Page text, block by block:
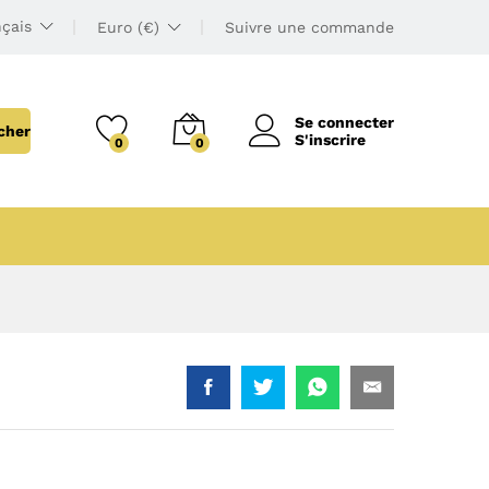
Euro (€) Suivre une commande
0 0
Se connecter
S'inscrire